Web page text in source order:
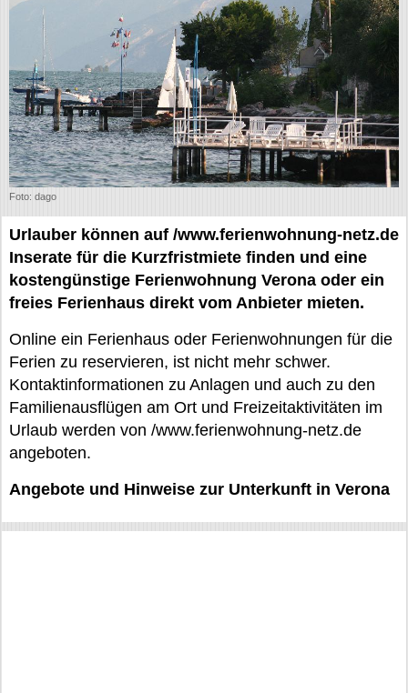
Foto: dago
Urlauber können auf /www.ferienwohnung-netz.de
Inserate für die Kurzfristmiete finden und eine
kostengünstige Ferienwohnung Verona oder ein
freies Ferienhaus direkt vom Anbieter mieten.
Online ein Ferienhaus oder Ferienwohnungen für die
Ferien zu reservieren, ist nicht mehr schwer.
Kontaktinformationen zu Anlagen und auch zu den
Familienausflügen am Ort und Freizeitaktivitäten im
Urlaub werden von /www.ferienwohnung-netz.de
angeboten.
Angebote und Hinweise zur Unterkunft in Verona